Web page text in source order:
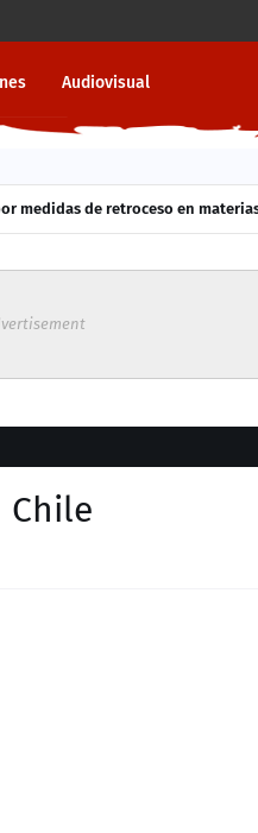
Audiovisual
medidas de retroceso en